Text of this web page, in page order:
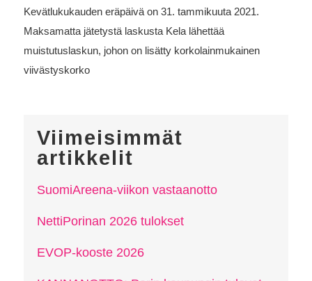
Kevätlukukauden eräpäivä on 31. tammikuuta 2021.
Maksamatta jätetystä laskusta Kela lähettää
muistutuslaskun, johon on lisätty korkolainmukainen
viivästyskorko
Viimeisimmät
artikkelit
SuomiAreena-viikon vastaanotto
NettiPorinan 2026 tulokset
EVOP-kooste 2026